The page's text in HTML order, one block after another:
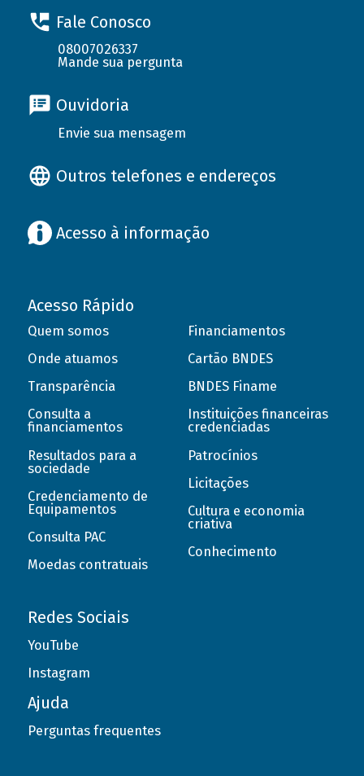
Fale Conosco
08007026337
Mande sua pergunta
Ouvidoria
Envie sua mensagem
Outros telefones e endereços
Acesso à informação
Acesso Rápido
Quem somos
Onde atuamos
Transparência
Consulta a
financiamentos
Resultados para a
sociedade
Credenciamento de
Equipamentos
Consulta PAC
Moedas contratuais
Financiamentos
Cartão BNDES
BNDES Finame
Instituições financeiras
credenciadas
Patrocínios
Licitações
Cultura e economia
criativa
Conhecimento
Redes Sociais
YouTube
Instagram
Ajuda
Perguntas frequentes